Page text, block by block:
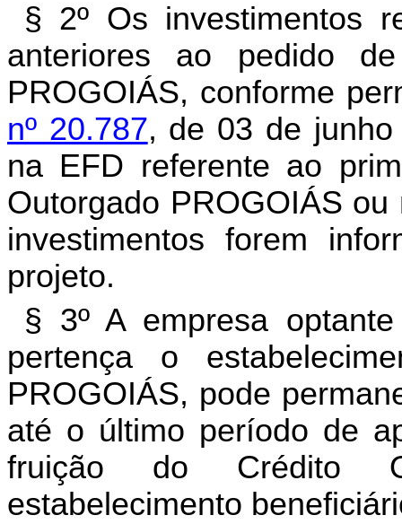
§ 2º Os investimentos
anteriores ao pedido
PROGOIÁS, conforme
nº 20.787, de 03 de
na EFD referente ao
Outorgado PROGOIÁS
investimentos forem
projeto.
§ 3º A empresa
pertença o
PROGOIÁS, pode
até o último período de
fruição do Crédito
estabelecimento